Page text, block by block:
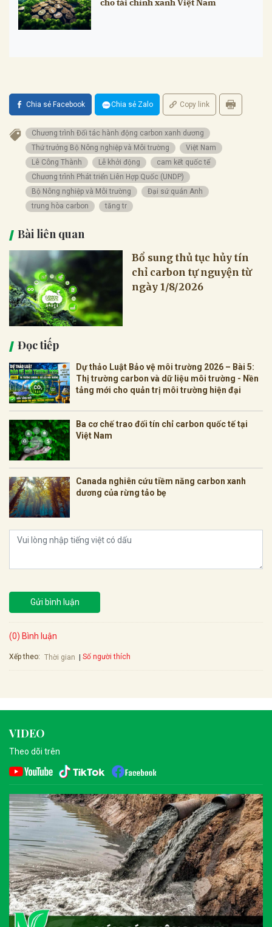
Chia sẻ Facebook Chia sẻ Zalo Copy link
Chương trình Đối tác hành động carbon xanh dương
Thứ trưởng Bộ Nông nghiệp và Môi trường
Việt Nam
Lê Công Thành
Lễ khởi động
cam kết quốc tế
Chương trình Phát triển Liên Hợp Quốc (UNDP)
Bộ Nông nghiệp và Môi trường
Đại sứ quán Anh
trung hòa carbon
tăng tr
Bài liên quan
Bổ sung thủ tục hủy tín
chỉ carbon tự nguyện từ
ngày 1/8/2026
Đọc tiếp
Dự thảo Luật Bảo vệ môi trường 2026 – Bài 5:
Thị trường carbon và dữ liệu môi trường - Nền
tảng mới cho quản trị môi trường hiện đại
Ba cơ chế trao đối tín chỉ carbon quốc tế tại
Việt Nam
Canada nghiên cứu tiềm năng carbon xanh
dương của rừng tảo bẹ
Gửi bình luận
(0) Bình luận
Xếp theo: Thời gian Số người thích
VIDEO
Theo dõi trên